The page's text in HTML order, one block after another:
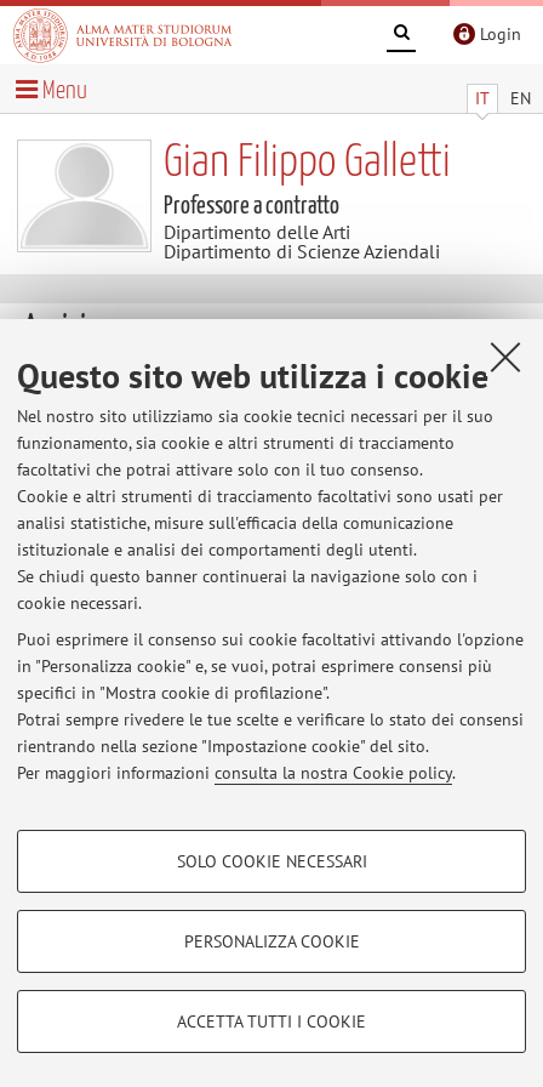
Questo sito web utilizza i cookie
Nel nostro sito utilizziamo sia cookie tecnici necessari per il suo
funzionamento, sia cookie e altri strumenti di tracciamento
facoltativi che potrai attivare solo con il tuo consenso.
Cookie e altri strumenti di tracciamento facoltativi sono usati per
analisi statistiche, misure sull'efficacia della comunicazione
istituzionale e analisi dei comportamenti degli utenti.
Se chiudi questo banner continuerai la navigazione solo con i
cookie necessari.
Puoi esprimere il consenso sui cookie facoltativi attivando l'opzione
in "Personalizza cookie" e, se vuoi, potrai esprimere consensi più
specifici in "Mostra cookie di profilazione".
Potrai sempre rivedere le tue scelte e verificare lo stato dei consensi
rientrando nella sezione "Impostazione cookie" del sito.
Per maggiori informazioni consulta la nostra Cookie policy.
COOKIE DI PROFILAZIONE - FACOLTATIVI
COOKIE TECNICI - NECESSARI
Si tratta di cookie tecnici utilizzati, a titolo esemplificativo, per il corretto
SOLO COOKIE NECESSARI
PERSONALIZZA COOKIE
ACCETTA TUTTI I COOKIE
Login
IT EN
Menu
Gian Filippo Galletti
Professore a contratto
Dipartimento delle Arti
Dipartimento di Scienze Aziendali
Avvisi
Online lessons
Dear students, I just want to remind you that the course
"Principles of finance" will be delivered online only on
the Microsoft Teams platform, at least for the first lessons.
Please follow the instructions reported at:
https://www.unibo.it/en/services-and-
opportunities/online-services/online-services-for-
students-1/online-lessons best ...
Area riservata
Accedi tramiteloginper gestire tutti i contenuti del sito.
© 2026 - ALMA MATER STUDIORUM - Università di Bologna - Via
Privacy|Note legali|Impostazioni Cookie